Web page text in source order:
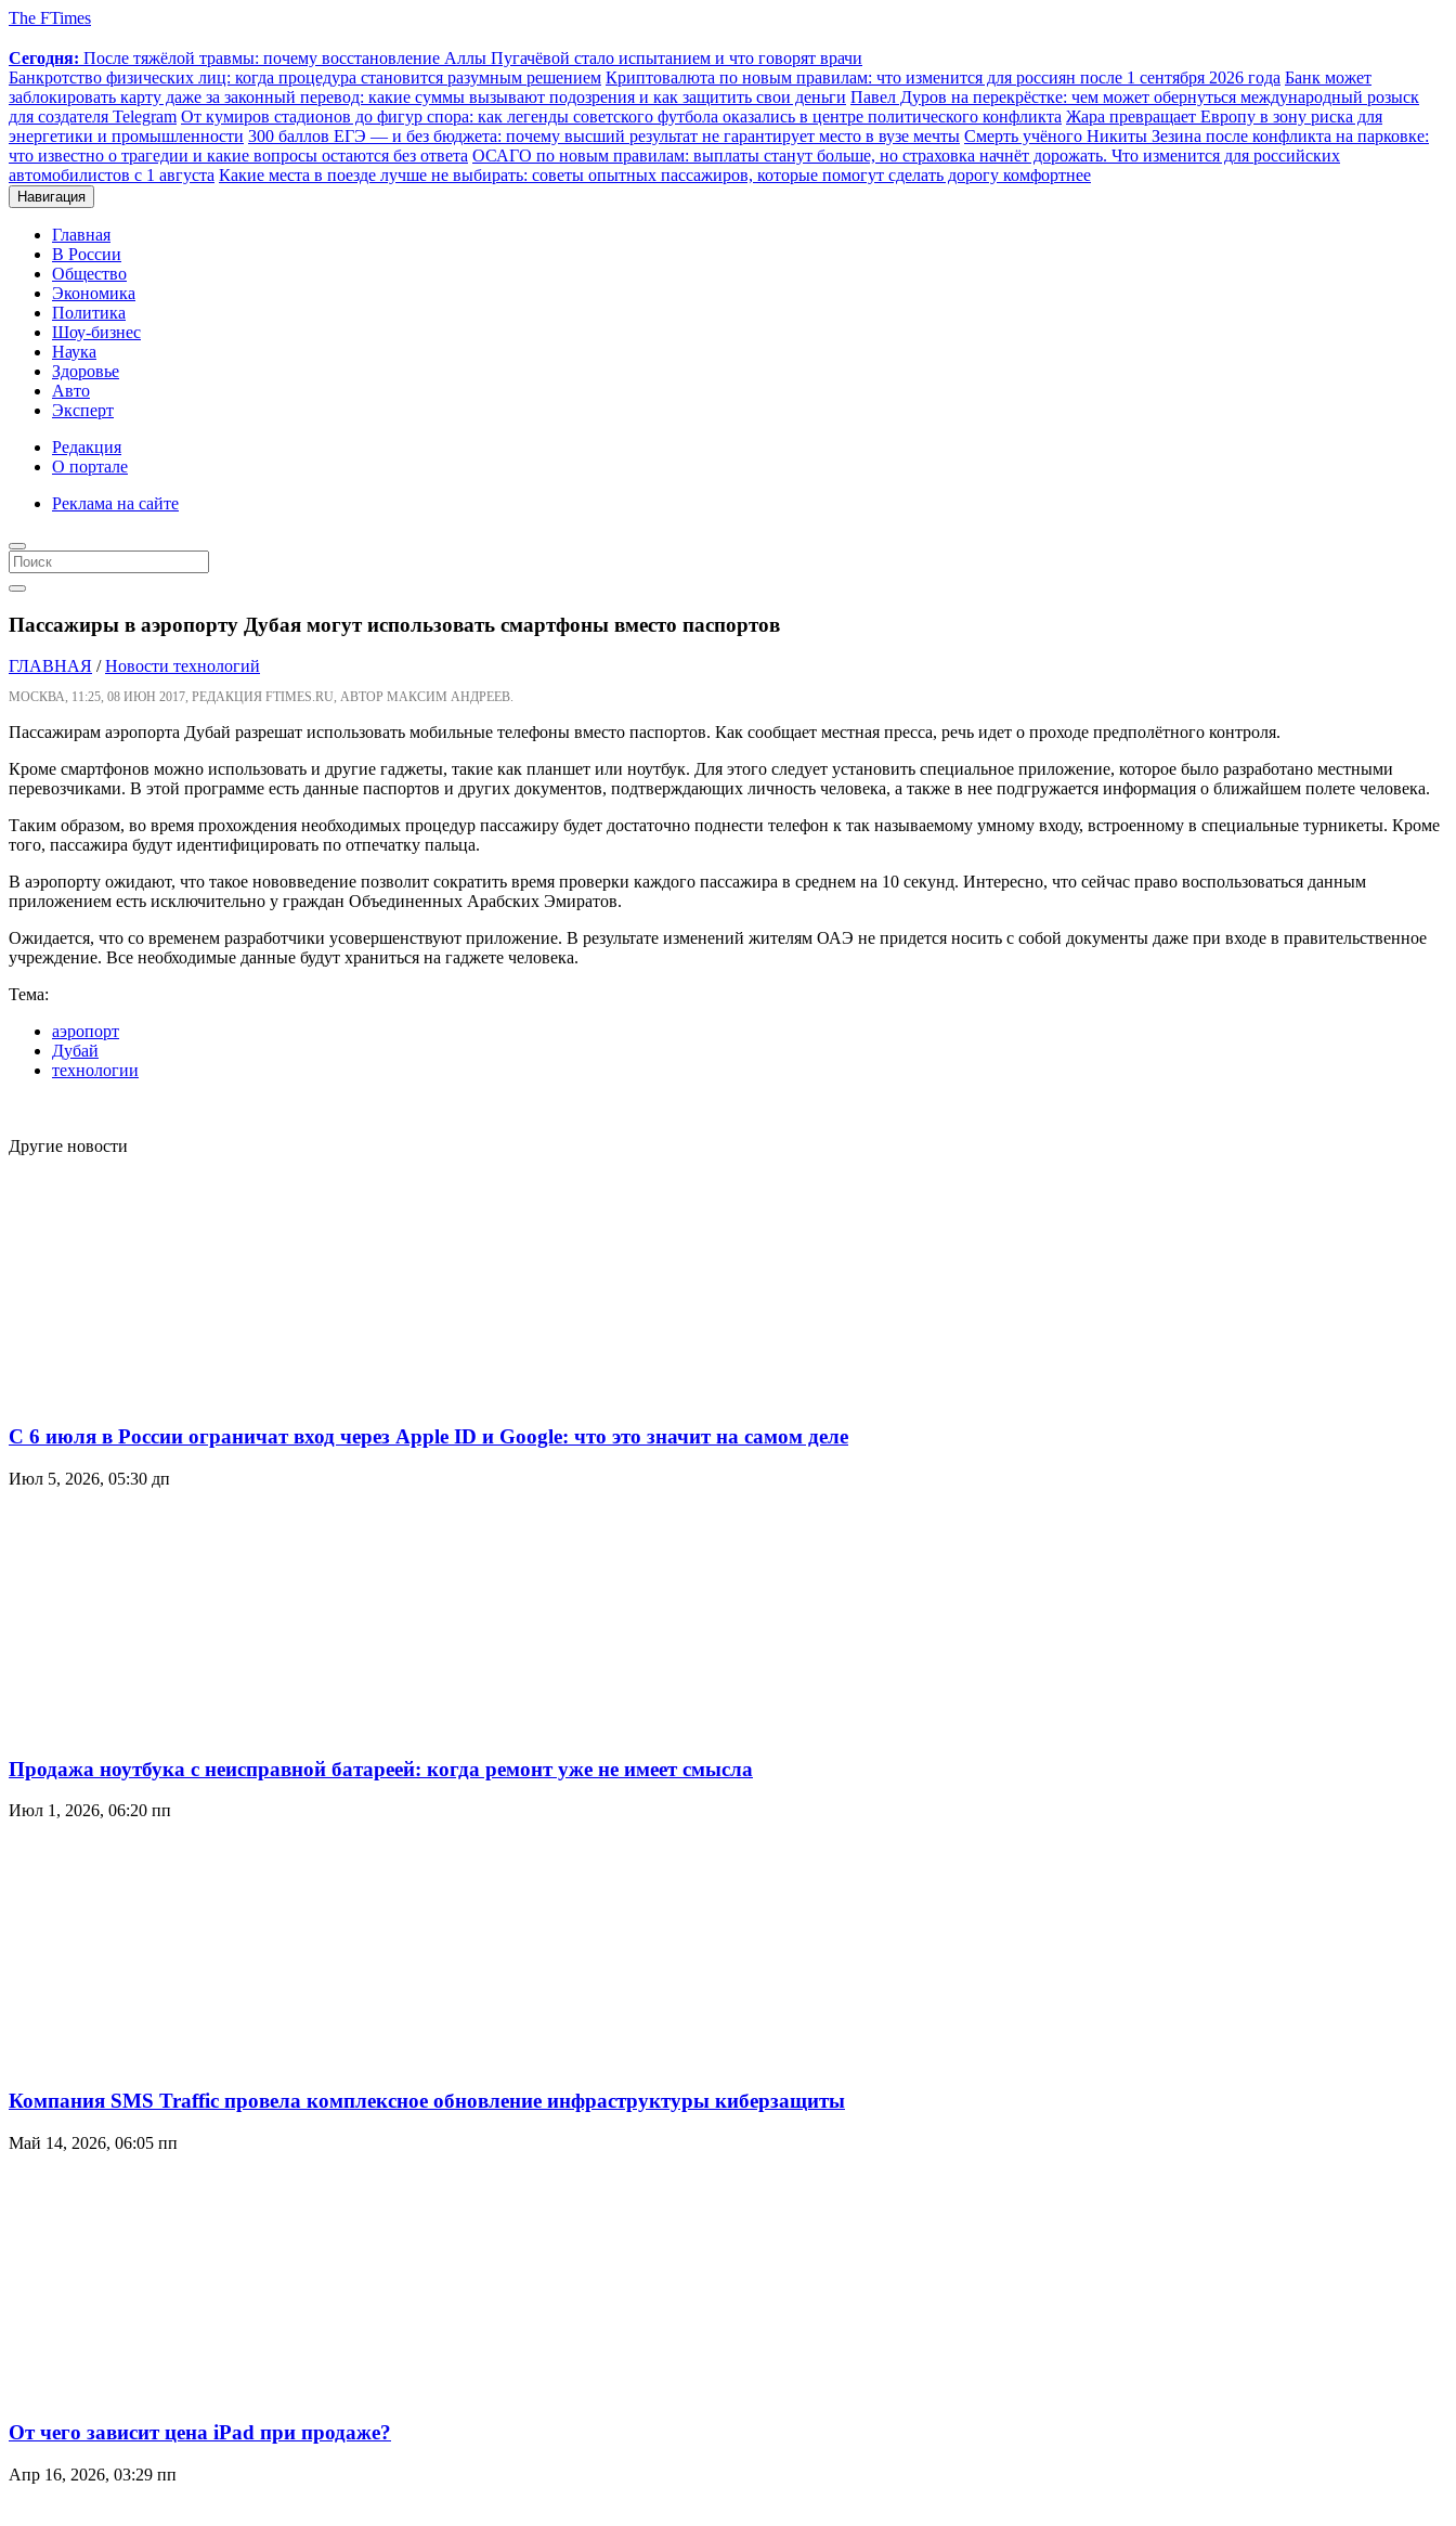
The FTimes
Сегодня: После тяжёлой травмы: почему восстановление Аллы Пугачёвой стало испытанием и что говорят врачи
Банкротство физических лиц: когда процедура становится разумным решением Криптовалюта по новым правилам: что изменится для россиян после 1 сентября 2026 года Банк может
заблокировать карту даже за законный перевод: какие суммы вызывают подозрения и как защитить свои деньги Павел Дуров на перекрёстке: чем может обернуться международный розыск
для создателя Telegram От кумиров стадионов до фигур спора: как легенды советского футбола оказались в центре политического конфликта Жара превращает Европу в зону риска для
энергетики и промышленности 300 баллов ЕГЭ — и без бюджета: почему высший результат не гарантирует место в вузе мечты Смерть учёного Никиты Зезина после конфликта на парковке:
что известно о трагедии и какие вопросы остаются без ответа ОСАГО по новым правилам: выплаты станут больше, но страховка начнёт дорожать. Что изменится для российских
автомобилистов с 1 августа Какие места в поезде лучше не выбирать: советы опытных пассажиров, которые помогут сделать дорогу комфортнее
Навигация
Главная
В России
Общество
Экономика
Политика
Шоу-бизнес
Наука
Здоровье
Авто
Эксперт
Редакция
О портале
Реклама на сайте
Пассажиры в аэропорту Дубая могут использовать смартфоны вместо паспортов
ГЛАВНАЯ /Новости технологий
МОСКВА, 11:25, 08 ИЮН 2017, РЕДАКЦИЯ FTIMES.RU, АВТОР МАКСИМ АНДРЕЕВ.
Пассажирам аэропорта Дубай разрешат использовать мобильные телефоны вместо паспортов. Как сообщает местная пресса, речь идет о проходе предполётного контроля.
Кроме смартфонов можно использовать и другие гаджеты, такие как планшет или ноутбук. Для этого следует установить специальное приложение, которое было разработано местными
перевозчиками. В этой программе есть данные паспортов и других документов, подтверждающих личность человека, а также в нее подгружается информация о ближайшем полете человека.
Таким образом, во время прохождения необходимых процедур пассажиру будет достаточно поднести телефон к так называемому умному входу, встроенному в специальные турникеты. Кроме
того, пассажира будут идентифицировать по отпечатку пальца.
В аэропорту ожидают, что такое нововведение позволит сократить время проверки каждого пассажира в среднем на 10 секунд. Интересно, что сейчас право воспользоваться данным
приложением есть исключительно у граждан Объединенных Арабских Эмиратов.
Ожидается, что со временем разработчики усовершенствуют приложение. В результате изменений жителям ОАЭ не придется носить с собой документы даже при входе в правительственное
учреждение. Все необходимые данные будут храниться на гаджете человека.
Тема:
аэропорт
Дубай
технологии
Другие новости
С 6 июля в России ограничат вход через Apple ID и Google: что это значит на самом деле
Июл 5, 2026, 05:30 дп
Продажа ноутбука с неисправной батареей: когда ремонт уже не имеет смысла
Июл 1, 2026, 06:20 пп
Компания SMS Traffic провела комплексное обновление инфраструктуры киберзащиты
Май 14, 2026, 06:05 пп
От чего зависит цена iPad при продаже?
Апр 16, 2026, 03:29 пп